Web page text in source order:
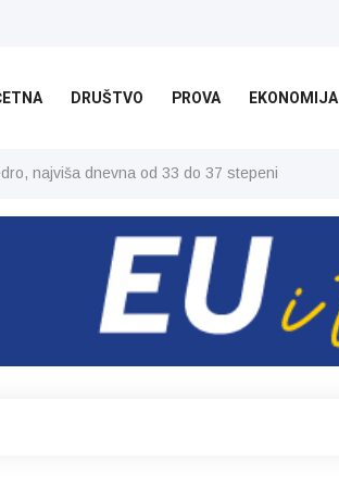
DRUŠTVO PROVA EKONOMIJA
najviša dnevna od 33 do 37 stepeni